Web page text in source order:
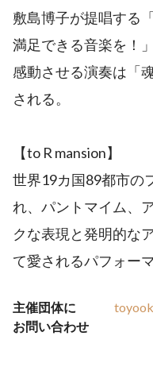
敷島博子が提唱する
満足できる音楽を！
感動させる演奏は「
される。
【to R mansion】
世界19カ国89都市の
れ、パントマイム、
クな表現と発明的な
て愛されるパフォー
主催団体に
お問い合わせ